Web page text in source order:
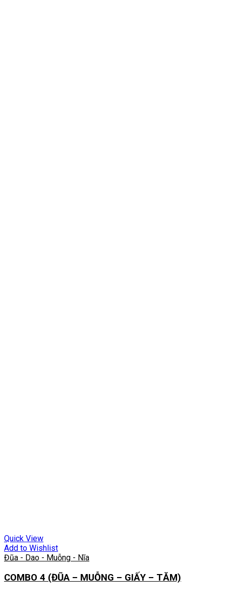
Quick View
Add to Wishlist
Đũa - Dao - Muỗng - Nĩa
COMBO 4 (ĐŨA – MUỖNG – GIẤY – TĂM)